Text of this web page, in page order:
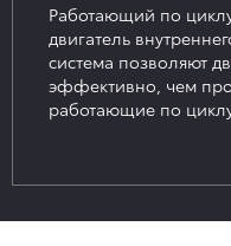
Работающий по
двигатель
система позволяют
эффективно, чем
работающие по